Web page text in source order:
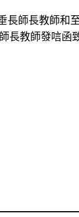
長師長教師和
長教師發唁函